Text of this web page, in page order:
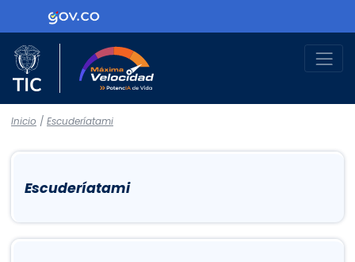
Logo Gobierno de Colombia
Logo del Ministerio TIC
Inicio / Escuderíatami
Escuderíatami